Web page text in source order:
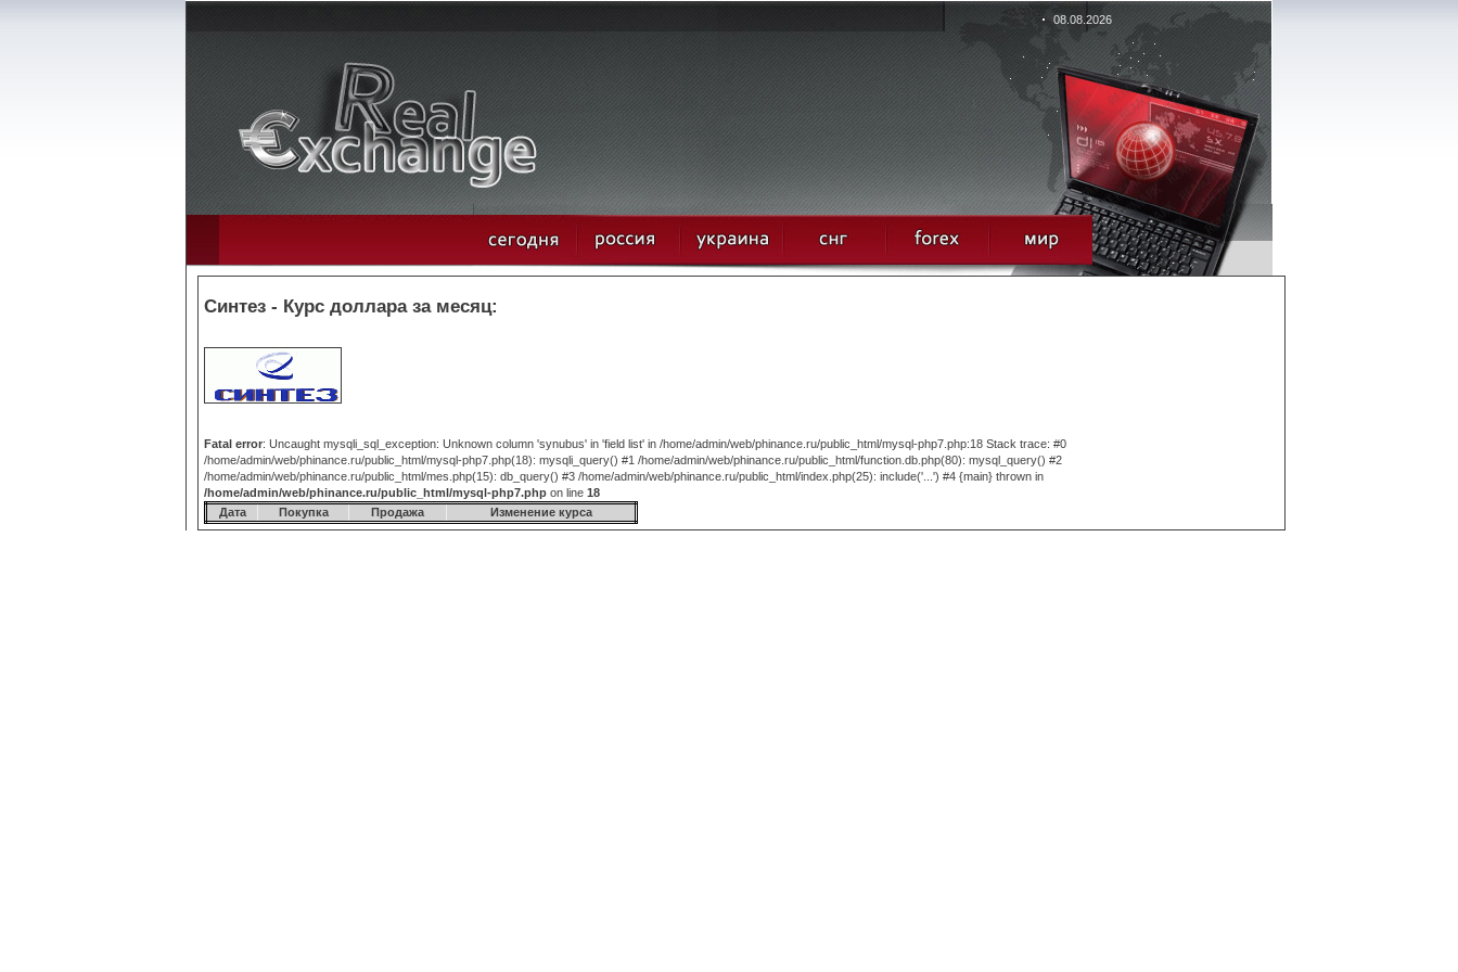
08.08.2026
Синтез - Курс доллара за месяц:
Fatal error: Uncaught mysqli_sql_exception: Unknown column 'synubus' in 'field list' in /home/admin/web/phinance.ru/public_html/mysql-php7.php:18 Stack trace: #0
/home/admin/web/phinance.ru/public_html/mysql-php7.php(18): mysqli_query() #1 /home/admin/web/phinance.ru/public_html/function.db.php(80): mysql_query() #2
/home/admin/web/phinance.ru/public_html/mes.php(15): db_query() #3 /home/admin/web/phinance.ru/public_html/index.php(25): include('...') #4 {main} thrown in
/home/admin/web/phinance.ru/public_html/mysql-php7.php on line 18
Дата
Покупка Продажа Изменение курса